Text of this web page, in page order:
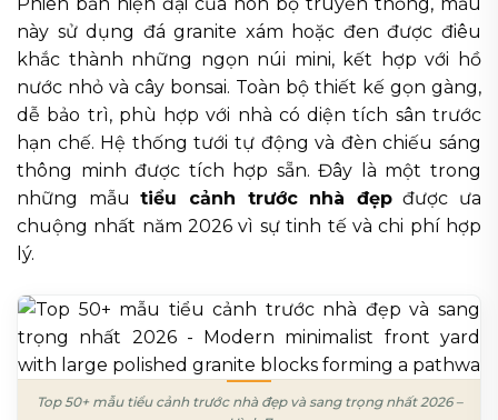
này sử dụng đá granite xám hoặc đen được điêu
khắc thành những ngọn núi mini, kết hợp với hồ
nước nhỏ và cây bonsai. Toàn bộ thiết kế gọn gàng,
dễ bảo trì, phù hợp với nhà có diện tích sân trước
hạn chế. Hệ thống tưới tự động và đèn chiếu sáng
thông minh được tích hợp sẵn. Đây là một trong
những mẫutiểu cảnh trước nhà đẹpđược ưa
chuộng nhất năm 2026 vì sự tinh tế và chi phí hợp
lý.
Top 50+ mẫu tiểu cảnh trước nhà đẹp và sang trọng nhất 2026 –